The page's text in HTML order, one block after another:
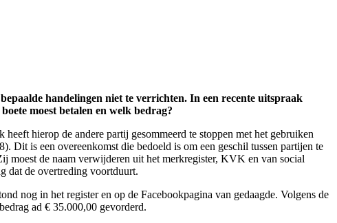
handelingen niet te verrichten. In een recente uitspraak
moest betalen en welk bedrag?
hierop de andere partij gesommeerd te stoppen met het gebruiken
Dit is een overeenkomst die bedoeld is om een geschil tussen partijen te
moest de naam verwijderen uit het merkregister, KVK en van social
dat de overtreding voortduurt.
nog in het register en op de Facebookpagina van gedaagde. Volgens de
ad € 35.000,00 gevorderd.